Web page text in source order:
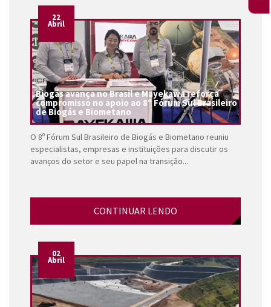
22
Abril
Biogás avança no Brasil e Mayekawa reforça
compromisso no apoio ao 8º Fórum Sul Brasileiro
de Biogás e Biometano
O 8º Fórum Sul Brasileiro de Biogás e Biometano reuniu
especialistas, empresas e instituições para discutir os
avanços do setor e seu papel na transição...
CONTINUAR LENDO
02
Abril